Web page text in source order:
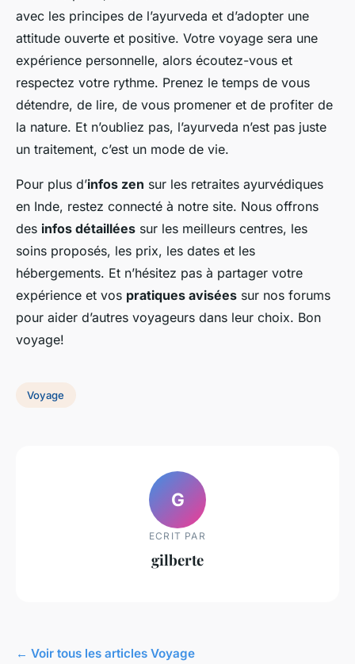
avec les principes de l’ayurveda et d’adopter une
attitude ouverte et positive. Votre voyage sera une
expérience personnelle, alors écoutez-vous et
respectez votre rythme. Prenez le temps de vous
détendre, de lire, de vous promener et de profiter de
la nature. Et n’oubliez pas, l’ayurveda n’est pas juste
un traitement, c’est un mode de vie.
Pour plus d’infos zen sur les retraites ayurvédiques
en Inde, restez connecté à notre site. Nous offrons
des infos détaillées sur les meilleurs centres, les
soins proposés, les prix, les dates et les
hébergements. Et n’hésitez pas à partager votre
expérience et vos pratiques avisées sur nos forums
pour aider d’autres voyageurs dans leur choix. Bon
voyage!
Voyage
G
ECRIT PAR
gilberte
← Voir tous les articles Voyage